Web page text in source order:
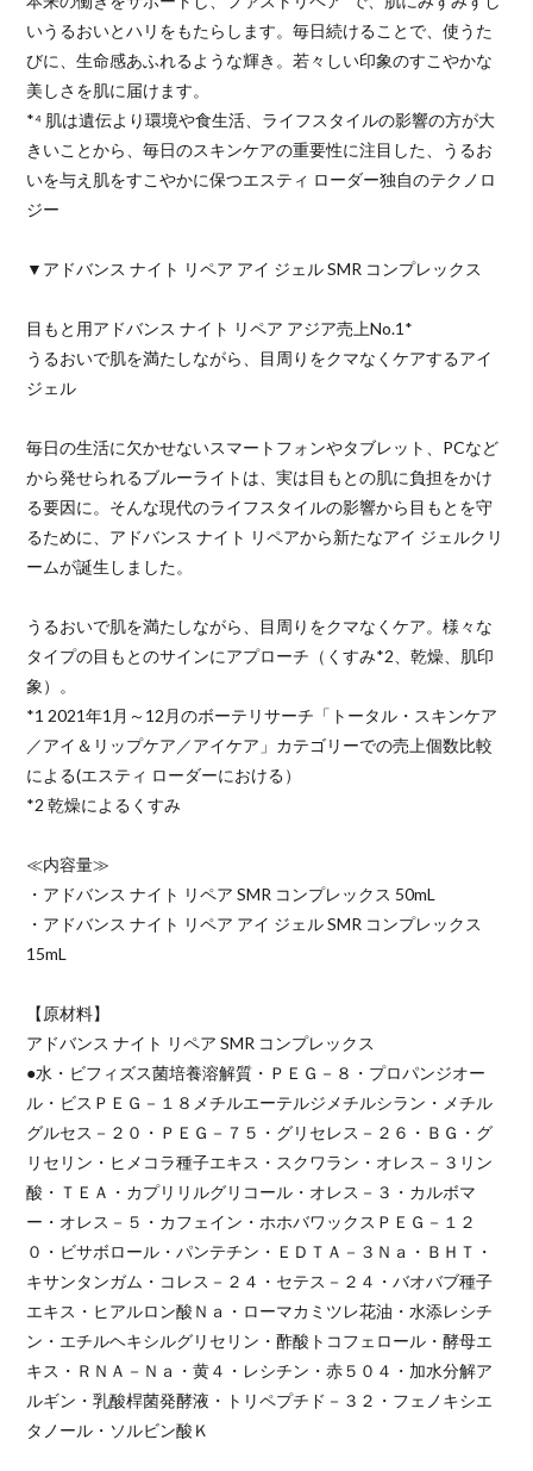
いうるおいとハリをもたらします。毎日続けることで、使うた
びに、生命感あふれるような輝き。若々しい印象のすこやかな
美しさを肌に届けます。
*⁴ 肌は遺伝より環境や食生活、ライフスタイルの影響の方が大
きいことから、毎日のスキンケアの重要性に注目した、うるお
いを与え肌をすこやかに保つエスティ ローダー独自のテクノロ
ジー
▼アドバンス ナイト リペア アイ ジェル SMR コンプレックス
目もと用アドバンス ナイト リペア アジア売上No.1*
うるおいで肌を満たしながら、目周りをクマなくケアするアイ
ジェル
毎日の生活に欠かせないスマートフォンやタブレット、PCなど
から発せられるブルーライトは、実は目もとの肌に負担をかけ
る要因に。そんな現代のライフスタイルの影響から目もとを守
るために、アドバンス ナイト リペアから新たなアイ ジェルクリ
ームが誕生しました。
うるおいで肌を満たしながら、目周りをクマなくケア。様々な
タイプの目もとのサインにアプローチ（くすみ*2、乾燥、肌印
象）。
*1 2021年1月～12月のボーテリサーチ「トータル・スキンケア
／アイ＆リップケア／アイケア」カテゴリーでの売上個数比較
による(エスティ ローダーにおける）
*2 乾燥によるくすみ
≪内容量≫
・アドバンス ナイト リペア SMR コンプレックス 50mL
・アドバンス ナイト リペア アイ ジェル SMR コンプレックス
15mL
【原材料】
アドバンス ナイト リペア SMR コンプレックス
●水・ビフィズス菌培養溶解質・ＰＥＧ－８・プロパンジオー
ル・ビスＰＥＧ－１８メチルエーテルジメチルシラン・メチル
グルセス－２０・ＰＥＧ－７５・グリセレス－２６・ＢＧ・グ
リセリン・ヒメコラ種子エキス・スクワラン・オレス－３リン
酸・ＴＥＡ・カプリリルグリコール・オレス－３・カルボマ
ー・オレス－５・カフェイン・ホホバワックスＰＥＧ－１２
０・ビサボロール・パンテチン・ＥＤＴＡ－３Ｎａ・ＢＨＴ・
キサンタンガム・コレス－２４・セテス－２４・バオバブ種子
エキス・ヒアルロン酸Ｎａ・ローマカミツレ花油・水添レシチ
ン・エチルヘキシルグリセリン・酢酸トコフェロール・酵母エ
キス・ＲＮＡ－Ｎａ・黄４・レシチン・赤５０４・加水分解ア
ルギン・乳酸桿菌発酵液・トリペプチド－３２・フェノキシエ
タノール・ソルビン酸Ｋ